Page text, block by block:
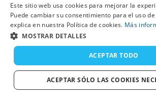
Este sitio web usa cookies para mejorar la
Puede cambiar su consentimiento para el uso
explica en nuestra Política de cookies. Más
MOSTRAR DETALLES
ACEPTAR TODO
ACEPTAR SÓLO LAS COOKIES